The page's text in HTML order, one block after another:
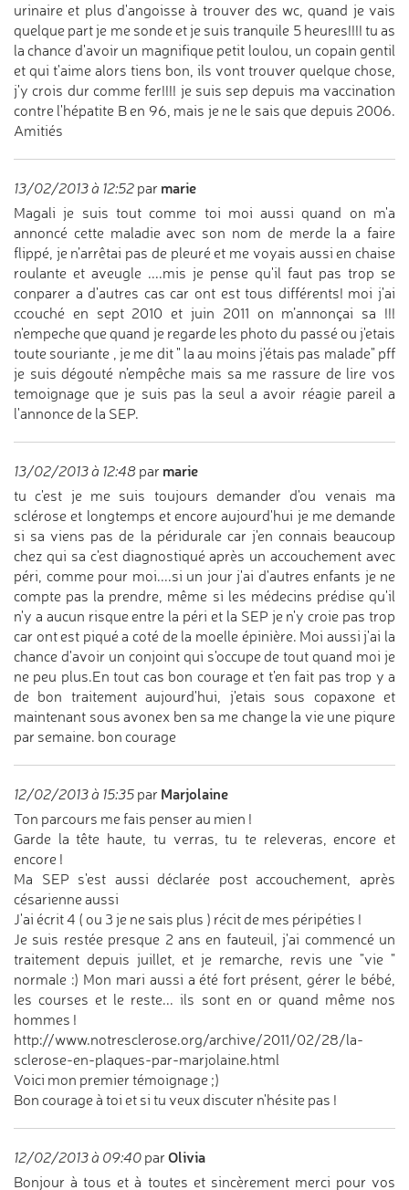
urinaire et plus d'angoisse à trouver des wc, quand je vais
quelque part je me sonde et je suis tranquile 5 heures!!!! tu as
la chance d'avoir un magnifique petit loulou, un copain gentil
et qui t'aime alors tiens bon, ils vont trouver quelque chose,
j'y crois dur comme fer!!!! je suis sep depuis ma vaccination
contre l'hépatite B en 96, mais je ne le sais que depuis 2006.
Amitiés
13/02/2013 à 12:52 par marie
Magali je suis tout comme toi moi aussi quand on m'a
annoncé cette maladie avec son nom de merde la a faire
flippé, je n’arrêtai pas de pleuré et me voyais aussi en chaise
roulante et aveugle ....mis je pense qu'il faut pas trop se
conparer a d'autres cas car ont est tous différents! moi j'ai
ccouché en sept 2010 et juin 2011 on m’annonçai sa !!!
n'empeche que quand je regarde les photo du passé ou j'etais
toute souriante , je me dit " la au moins j’étais pas malade" pff
je suis dégouté n’empêche mais sa me rassure de lire vos
temoignage que je suis pas la seul a avoir réagie pareil a
l'annonce de la SEP.
13/02/2013 à 12:48 par marie
tu c'est je me suis toujours demander d'ou venais ma
sclérose et longtemps et encore aujourd'hui je me demande
si sa viens pas de la péridurale car j'en connais beaucoup
chez qui sa c'est diagnostiqué après un accouchement avec
péri, comme pour moi....si un jour j'ai d'autres enfants je ne
compte pas la prendre, même si les médecins prédise qu'il
n'y a aucun risque entre la péri et la SEP je n'y croie pas trop
car ont est piqué a coté de la moelle épinière. Moi aussi j'ai la
chance d'avoir un conjoint qui s'occupe de tout quand moi je
ne peu plus.En tout cas bon courage et t'en fait pas trop y a
de bon traitement aujourd'hui, j'etais sous copaxone et
maintenant sous avonex ben sa me change la vie une piqure
par semaine. bon courage
12/02/2013 à 15:35 par Marjolaine
Ton parcours me fais penser au mien !
Garde la tête haute, tu verras, tu te releveras, encore et
encore !
Ma SEP s'est aussi déclarée post accouchement, après
césarienne aussi
J'ai écrit 4 ( ou 3 je ne sais plus ) récit de mes péripéties !
Je suis restée presque 2 ans en fauteuil, j'ai commencé un
traitement depuis juillet, et je remarche, revis une "vie "
normale :) Mon mari aussi a été fort présent, gérer le bébé,
les courses et le reste... ils sont en or quand même nos
hommes !
http://www.notresclerose.org/archive/2011/02/28/la-
sclerose-en-plaques-par-marjolaine.html
Voici mon premier témoignage ;)
Bon courage à toi et si tu veux discuter n'hésite pas !
12/02/2013 à 09:40 par Olivia
Bonjour à tous et à toutes et sincèrement merci pour vos